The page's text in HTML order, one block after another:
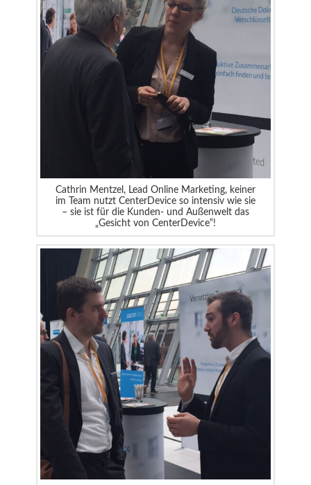
Cathrin Mentzel, Lead Online Marketing, keiner
im Team nutzt CenterDevice so intensiv wie sie
– sie ist für die Kunden- und Außenwelt das
„Gesicht von CenterDevice“!